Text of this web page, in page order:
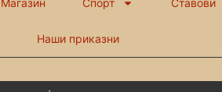
Наши приказни